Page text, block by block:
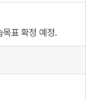
표 확정 예정.